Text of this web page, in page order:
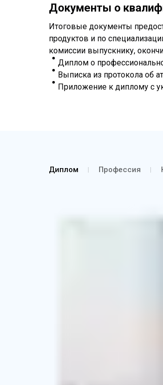
Документы о
Итоговые документы
продуктов и по
комиссии выпускнику,
Диплом о
Выписка из протокола об
Приложение к диплому с
Диплом Профессия